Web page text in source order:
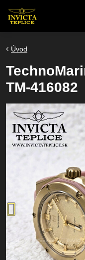
Úvod
TM-416082